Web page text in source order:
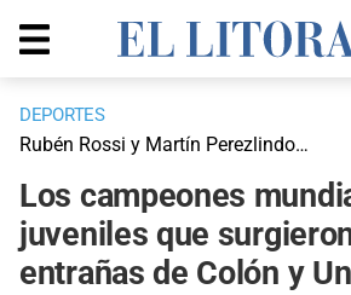
DEPORTES
Rubén Rossi y Martín Perezlindo…
Los campeones
juveniles que
entrañas de Colón y